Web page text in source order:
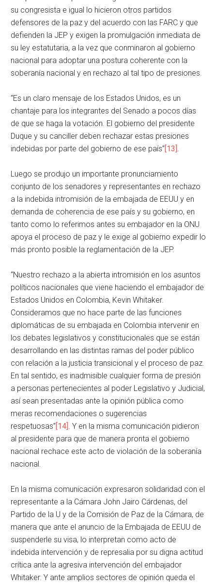
su congresista e igual lo hicieron otros partidos
defensores de la paz y del acuerdo con las FARC y que
defienden la JEP y exigen la promulgación inmediata de
su ley estatutaria, a la vez que conminaron al gobierno
nacional para adoptar una postura coherente con la
soberanía nacional y en rechazo al tal tipo de presiones.
“Es un claro mensaje de los Estados Unidos, es un
chantaje para los integrantes del Senado a pocos días
de que se haga la votación. El gobierno del presidente
Duque y su canciller deben rechazar estas presiones
indebidas por parte del gobierno de ese país”[13].
Luego se produjo un importante pronunciamiento
conjunto de los senadores y representantes en rechazo
a la indebida intromisión de la embajada de EEUU y en
demanda de coherencia de ese país y su gobierno, en
tanto como lo referimos antes su embajador en la ONU
apoya el proceso de paz y le exige al gobierno expedir lo
más pronto posible la reglamentación de la JEP.
“Nuestro rechazo a la abierta intromisión en los asuntos
políticos nacionales que viene haciendo el embajador de
Estados Unidos en Colombia, Kevin Whitaker.
Consideramos que no hace parte de las funciones
diplomáticas de su embajada en Colombia intervenir en
los debates legislativos y constitucionales que se están
desarrollando en las distintas ramas del poder público
con relación a la justicia transicional y el proceso de paz.
En tal sentido, es inadmisible cualquier forma de presión
a personas pertenecientes al poder Legislativo y Judicial,
así sean presentadas ante la opinión pública como
meras recomendaciones o sugerencias
respetuosas”[14]. Y en la misma comunicación pidieron
al presidente para que de manera pronta el gobierno
nacional rechace este acto de violación de la soberanía
nacional.
En la misma comunicación expresaron solidaridad con el
representante a la Cámara John Jairo Cárdenas, del
Partido de la U y de la Comisión de Paz de la Cámara, de
manera que ante el anuncio de la Embajada de EEUU de
suspenderle su visa, lo interpretan como acto de
indebida intervención y de represalia por su digna actitud
crítica ante la agresiva intervención del embajador
Whitaker. Y ante amplios sectores de opinión queda el